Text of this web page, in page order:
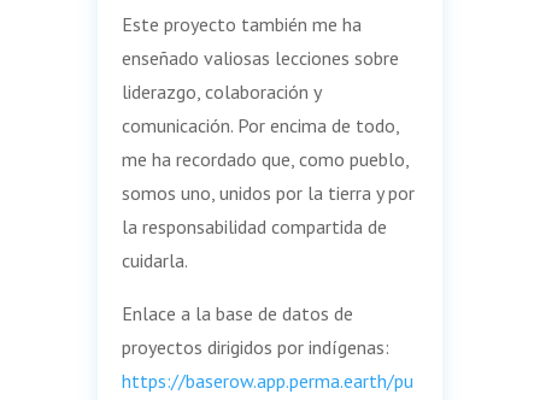
Este proyecto también me ha
enseñado valiosas lecciones sobre
liderazgo, colaboración y
comunicación. Por encima de todo,
me ha recordado que, como pueblo,
somos uno, unidos por la tierra y por
la responsabilidad compartida de
cuidarla.
Enlace a la base de datos de
proyectos dirigidos por indígenas:
https://baserow.app.perma.earth/pu